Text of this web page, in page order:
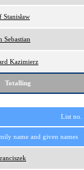
Stanisław
Sebastian
Kazimierz
Totalling
List
name and given names